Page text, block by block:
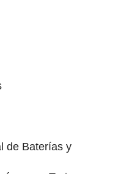
de Baterías y